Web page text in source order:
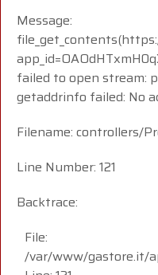
Message:
failed to open stream:
getaddrinfo failed: No
Filename: controllers/
Line Number: 121
Backtrace:
File:
/var/www/gastore.it/